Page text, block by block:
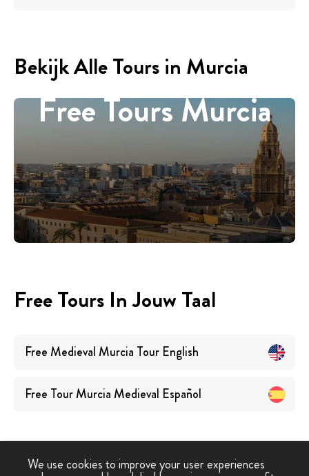
Bekijk Alle Tours in Murcia
Free Tours Murcia
Free Tours In Jouw Taal
Free Medieval Murcia Tour English
Free Tour Murcia Medieval Español
We use cookies to improve your user experiences